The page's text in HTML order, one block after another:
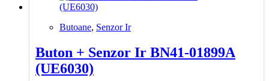
Butoane, Senzor Ir
Buton + Senzor Ir BN41-01899A
(UE6030)